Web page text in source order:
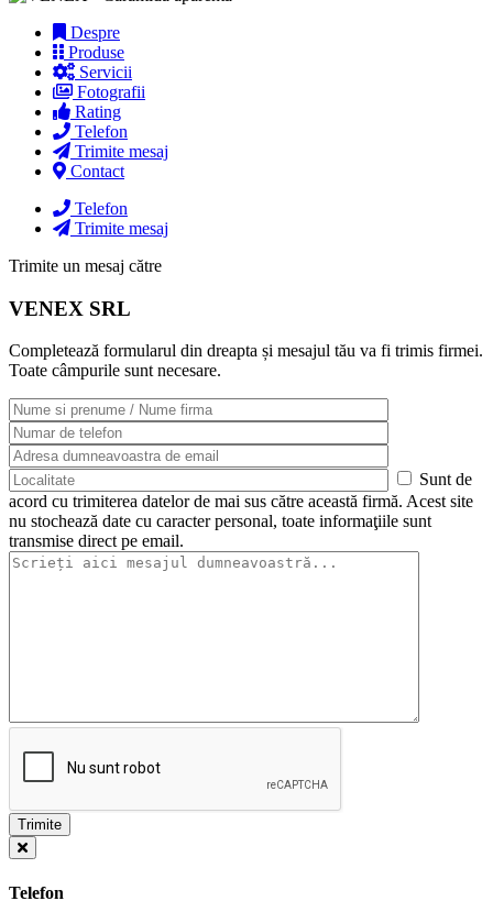
Despre
Produse
Servicii
Fotografii
Rating
Telefon
Trimite mesaj
Contact
Telefon
Trimite mesaj
Trimite un mesaj către
VENEX SRL
Completează formularul din dreapta și mesajul tău va fi trimis firmei.
Toate câmpurile sunt necesare.
Sunt de
acord cu trimiterea datelor de mai sus către această firmă. Acest site
nu stochează date cu caracter personal, toate informaţiile sunt
transmise direct pe email.
Telefon